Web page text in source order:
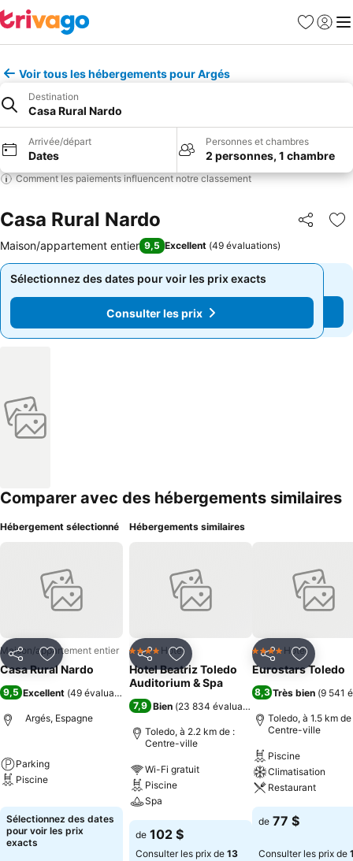
Favoris
Se
Voir tous les hébergements pour Argés
Destination
Casa Rural Nardo
Arrivée/départ
Dates
Personnes et chambres
2 personnes, 1 chambre
Comment les paiements influencent notre classement
Casa Rural Nardo Partager
Maison/appartement entier 9,5 Excellent (49 évaluations)
Sélectionnez des dates pour voir les prix exacts
Consulter les prix
Sélectionnez des dates pour voir les prix exacts
Consulter les prix
Comparer avec des hébergements similaires
Hébergement sélectionné
PartagerAjouter à mes favoris
Maison/appartement entier
Casa Rural Nardo
9,5 Excellent (49 évaluations
Argés, Espagne
Parking
Piscine
Sélectionnez des dates
pour voir les prix
exacts
Hébergements similaires
PartagerAjouter à mes favoris
4 ÉtoilesHotel
Hotel Beatriz Toledo
Auditorium & Spa
7,9 Bien (23 834 évaluations
Toledo, à 2.2 km de :
Centre-ville
Wi-Fi gratuit
Piscine
Spa
de 102 $
Consulter les prix de 13
PartagerAjouter
4 ÉtoilesHotel
Eurostars Toledo
8,3 Très bien (9 541
Toledo, à 1.5 km de
Centre-ville
Piscine
Climatisation
Restaurant
de 77 $
Consulter les prix de